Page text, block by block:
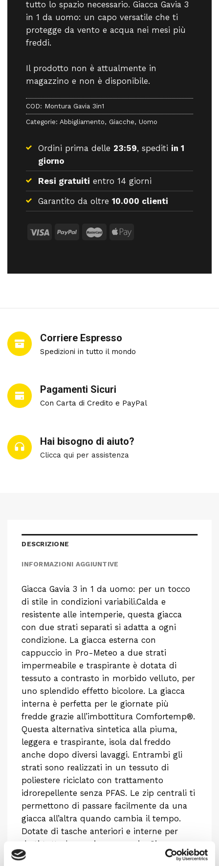
tutto lo spazio necessario. Giacca Gavia 3
in 1 da uomo: un capo versatile che ti
protegge da vento e acqua nei mesi più
freddi.
Il prodotto non è attualmente in
magazzino e non è disponibile.
COD: Montura Gavia 3in1
Categorie: Abbigliamento, Giacche, Uomo
Ordini prima delle 23:59, spediti in 1
giorno
Resi gratuiti entro 14 giorni
Garantito da oltre 10.000 clienti
Corriere Espresso
Spedizioni in tutto il mondo
Pagamenti Sicuri
Con Carta di Credito e PayPal
Hai bisogno di aiuto?
Clicca qui per assistenza
DESCRIZIONE
INFORMAZIONI AGGIUNTIVE
Giacca Gavia 3 in 1 da uomo: per un tocco
di stile in condizioni variabili.Calda e
resistente alle intemperie, questa giacca
con due strati separati si adatta a ogni
condizione. La giacca esterna con
cappuccio in Pro-Meteo a due strati
impermeabile e traspirante è dotata di
tessuto a contrasto in morbido velluto, per
uno splendido effetto bicolore. La giacca
interna è perfetta per le giornate più
fredde grazie all’imbottitura Comfortemp®.
Questa alternativa sintetica alla piuma,
leggera e traspirante, isola dal freddo
anche dopo diversi lavaggi. Entrambi gli
strati sono realizzati in un tessuto di
poliestere riciclato con trattamento
idrorepellente senza PFAS. Le zip centrali ti
permettono di passare facilmente da una
giacca all’altra quando cambia il tempo.
Dotate di tasche anteriori e interne per
darti tutto lo spazio necessario. Giacca
Gavia 3 in 1 da uomo: un capo versatile che